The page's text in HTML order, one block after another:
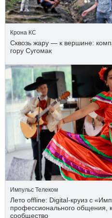
Крона КС
Сквозь жару — к вершине:
гору Сугомак
Импульс Телеком
Лето offline: Digital-круиз с
профессионального общения,
сообщество